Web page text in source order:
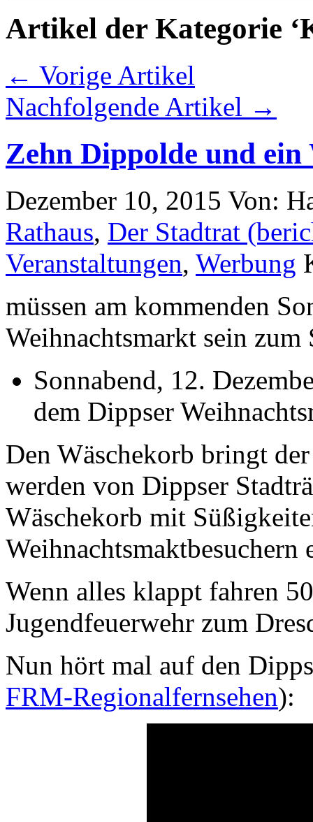
Artikel der Kategorie
← Vorige Artikel
Nachfolgende Artikel →
Zehn Dippolde und ein
Dezember 10, 2015 Von:
Rathaus, Der Stadtrat
Veranstaltungen, Werbung
müssen am kommenden
Weihnachtsmarkt sein
Sonnabend, 12.
dem Dippser
Den Wäschekorb bringt
werden von Dippser
Wäschekorb mit
Wenn alles klappt fahren
Jugendfeuerwehr zum
Nun hört mal auf den
FRM-Regionalfernsehen):